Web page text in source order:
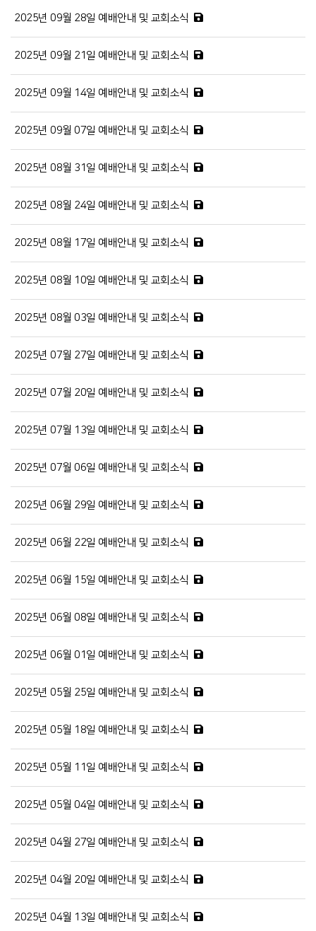
2025년 09월 28일 예배안내 및 교회소식
2025년 09월 21일 예배안내 및 교회소식
2025년 09월 14일 예배안내 및 교회소식
2025년 09월 07일 예배안내 및 교회소식
2025년 08월 31일 예배안내 및 교회소식
2025년 08월 24일 예배안내 및 교회소식
2025년 08월 17일 예배안내 및 교회소식
2025년 08월 10일 예배안내 및 교회소식
2025년 08월 03일 예배안내 및 교회소식
2025년 07월 27일 예배안내 및 교회소식
2025년 07월 20일 예배안내 및 교회소식
2025년 07월 13일 예배안내 및 교회소식
2025년 07월 06일 예배안내 및 교회소식
2025년 06월 29일 예배안내 및 교회소식
2025년 06월 22일 예배안내 및 교회소식
2025년 06월 15일 예배안내 및 교회소식
2025년 06월 08일 예배안내 및 교회소식
2025년 06월 01일 예배안내 및 교회소식
2025년 05월 25일 예배안내 및 교회소식
2025년 05월 18일 예배안내 및 교회소식
2025년 05월 11일 예배안내 및 교회소식
2025년 05월 04일 예배안내 및 교회소식
2025년 04월 27일 예배안내 및 교회소식
2025년 04월 20일 예배안내 및 교회소식
2025년 04월 13일 예배안내 및 교회소식